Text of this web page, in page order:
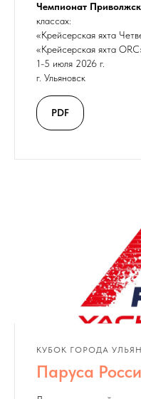
Чемпионат
классах:
«Крейсерская яхта
«Крейсерская яхта
1-5 июля 2026 г.
г. Ульяновск
PDF
КУБОК ГОРОДА
Паруса